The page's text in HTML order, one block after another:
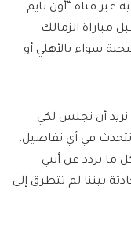
عبر قناة “أون تايم
مباراة الزمالك
سواء بالأهلي أو
أن نجلس لكي
نتحدث في أي تفاصيل،
ما تردد عن أنني
بيننا لم تتطرق إلى